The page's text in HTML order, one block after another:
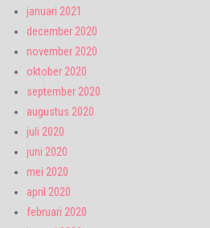
januari 2021
december 2020
november 2020
oktober 2020
september 2020
augustus 2020
juli 2020
juni 2020
mei 2020
april 2020
februari 2020